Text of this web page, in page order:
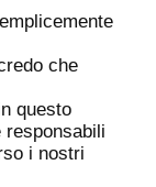
che
questo
responsabili
i nostri